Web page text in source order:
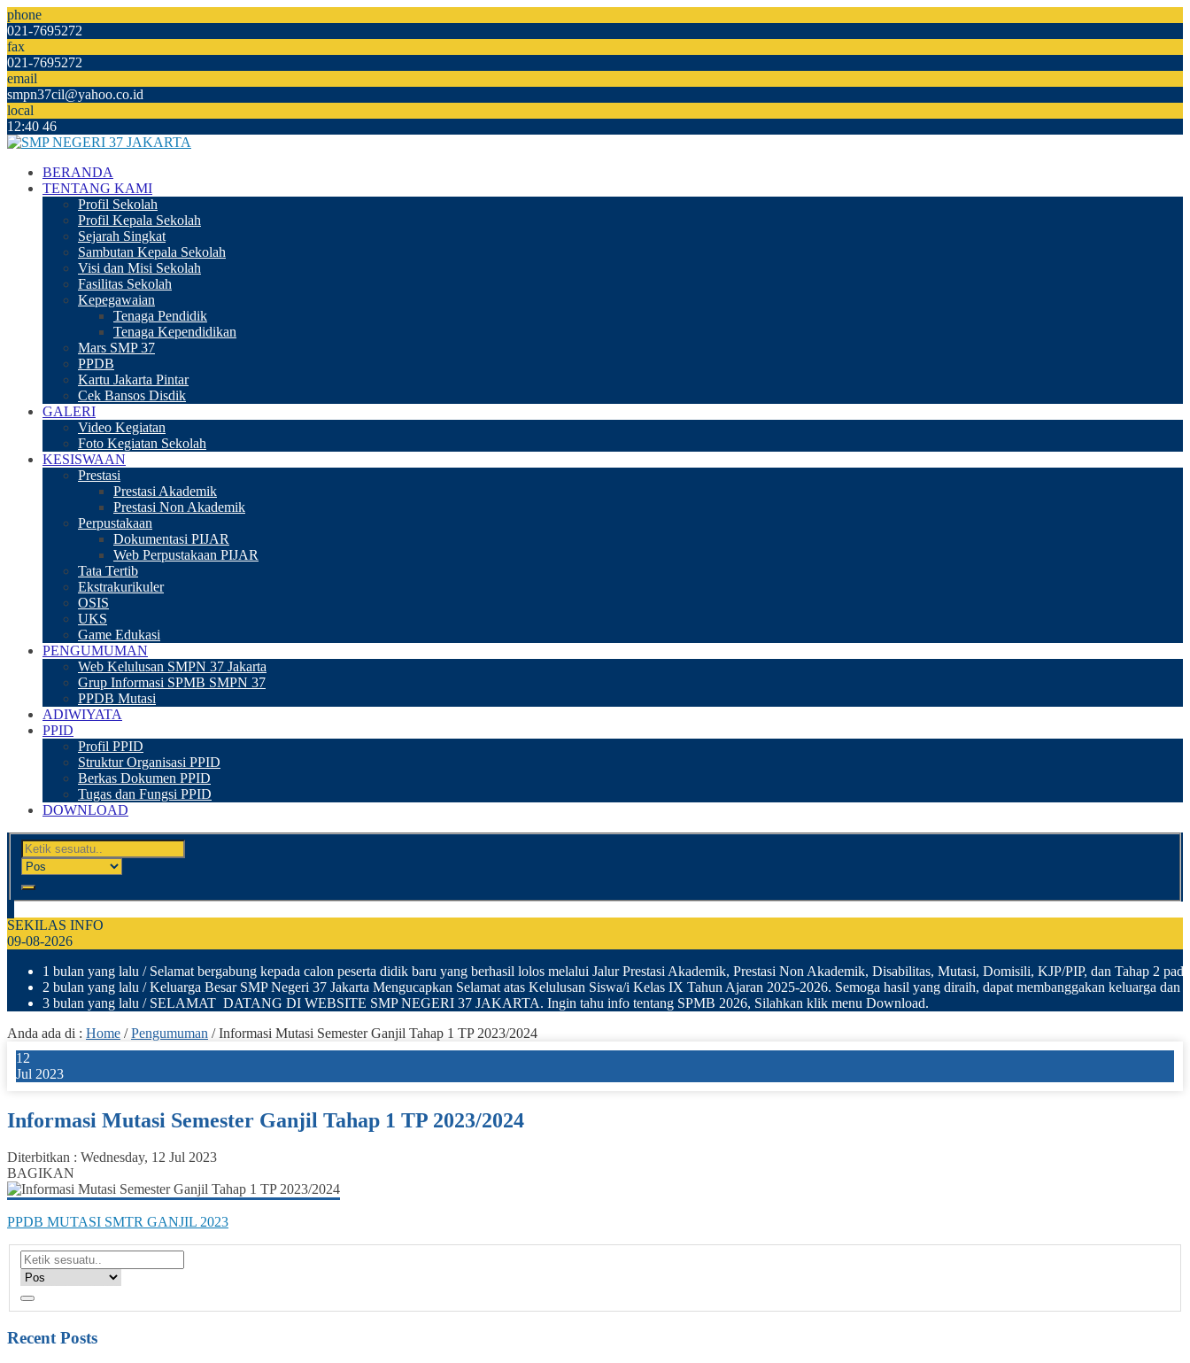
phone
021-7695272
fax
021-7695272
email
smpn37cil@yahoo.co.id
local
12:40 47
BERANDA
TENTANG KAMI
Profil Sekolah
Profil Kepala Sekolah
Sejarah Singkat
Sambutan Kepala Sekolah
Visi dan Misi Sekolah
Fasilitas Sekolah
Kepegawaian
Tenaga Pendidik
Tenaga Kependidikan
Mars SMP 37
PPDB
Kartu Jakarta Pintar
Cek Bansos Disdik
GALERI
Video Kegiatan
Foto Kegiatan Sekolah
KESISWAAN
Prestasi
Prestasi Akademik
Prestasi Non Akademik
Perpustakaan
Dokumentasi PIJAR
Web Perpustakaan PIJAR
Tata Tertib
Ekstrakurikuler
OSIS
UKS
Game Edukasi
PENGUMUMAN
Web Kelulusan SMPN 37 Jakarta
Grup Informasi SPMB SMPN 37
PPDB Mutasi
ADIWIYATA
PPID
Profil PPID
Struktur Organisasi PPID
Berkas Dokumen PPID
Tugas dan Fungsi PPID
DOWNLOAD
SEKILAS INFO
09-08-2026
1 bulan yang lalu / Selamat bergabung kepada calon peserta didik baru yang berhasil lolos melalui Jalur Prestasi Akademik, Prestasi Non Akademik, Disabilitas, Mutasi, Domisili, KJP/PIP, dan Tahap
2 bulan yang lalu / Keluarga Besar SMP Negeri 37 Jakarta Mengucapkan Selamat atas Kelulusan Siswa/i Kelas IX Tahun Ajaran 2025-2026. Semoga hasil yang diraih, dapat membanggakan keluarga
3 bulan yang lalu / SELAMAT DATANG DI WEBSITE SMP NEGERI 37 JAKARTA. Ingin tahu info tentang SPMB 2026, Silahkan klik menu Download.
Anda ada di : Home /Pengumuman /Informasi Mutasi Semester Ganjil Tahap 1 TP 2023/2024
12
Jul 2023
Informasi Mutasi Semester Ganjil Tahap 1 TP 2023/2024
Diterbitkan : Wednesday, 12 Jul 2023
BAGIKAN
PPDB MUTASI SMTR GANJIL 2023
Recent Posts